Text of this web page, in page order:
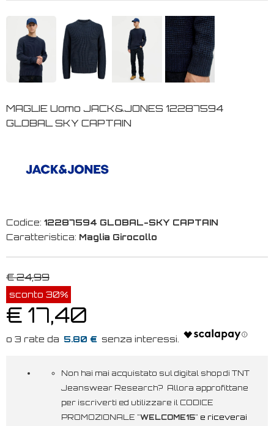
MAGLIE Uomo JACK&JONES 12287594
GLOBAL SKY CAPTAIN
Codice: 12287594 GLOBAL-SKY CAPTAIN
Caratteristica: Maglia Girocollo
€ 24,99
sconto 30%
€ 17,40
5.80 €
Non hai mai acquistato sul digital shop di TNT
Jeanswear Research? Allora approfittane
per iscriverti ed utilizzare il CODICE
PROMOZIONALE "WELCOME15" e riceverai